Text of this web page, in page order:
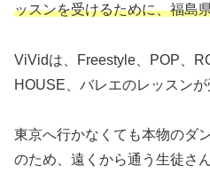
ッスンを受けるために、福島
ViVidは、Freestyle、POP、
HOUSE、バレエのレッスンが
東京へ行かなくても本物のダ
のため、遠くから通う生徒さ